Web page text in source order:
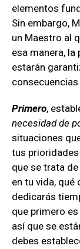
elementos
Sin embargo,
un Maestro al
esa manera,
estarán
Primero,
necesidad de
situaciones
tus
que se trata
en tu vida, qué
dedicarás
que primero
así que se
debes